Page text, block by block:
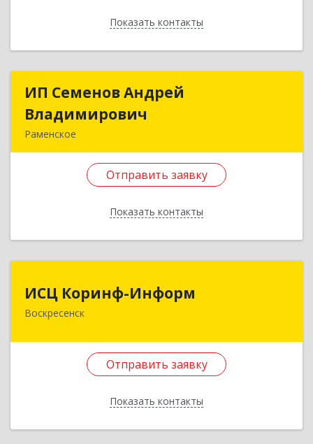
Показать контакты
ИП Семенов Андрей
Владимирович
Раменское
Отправить заявку
Показать контакты
ИП Семенов Андрей
Молодежная ул, дом № 9
ИСЦ Коринф-Информ
Воскресенск
Отправить заявку
Показать контакты
ИСЦ Коринф-Информ
140200, Московская обл, Воскресенский р-н,